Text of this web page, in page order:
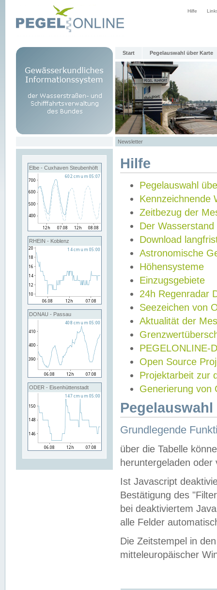
Hilfe
Start Pegelauswahl über Karte
Newsletter
Elbe - Cuxhaven Steubenhöft
RHEIN - Koblenz
DONAU - Passau
ODER - Eisenhüttenstadt
Hilfe
Pegelauswahl
Kennzeichnende
Zeitbezug der
Der Wasserstand
Download
Astronomische
Höhensysteme
Einzugsgebiete
24h Regenradar
Seezeichen von
Aktualität der
PEGELONLINE-
Open Source
Projektarbeit zur
Generierung von
Grundlegende
über die Tabelle
heruntergeladen oder
Ist Javascript
Bestätigung des
bei deaktiviertem
alle Felder
Die Zeitstempel in
mitteleuropäischer